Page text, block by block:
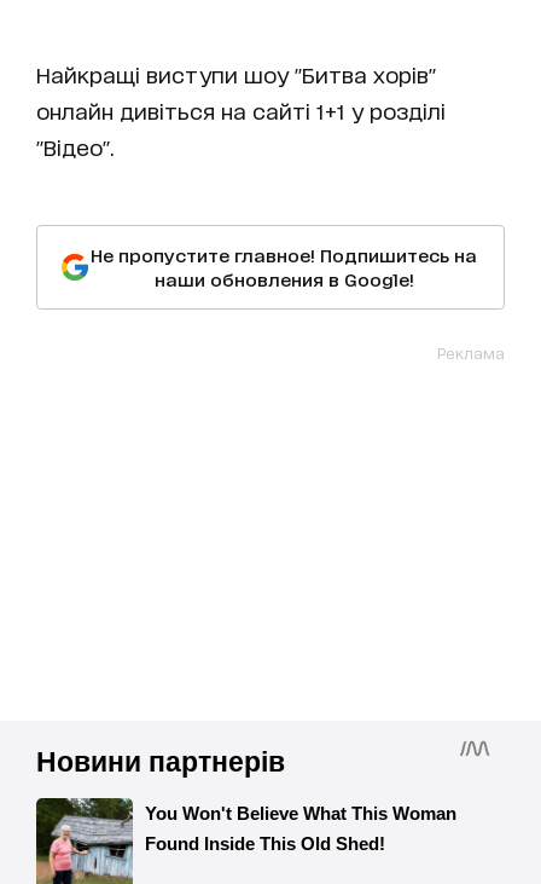
Найкращі виступи шоу "Битва хорів"
онлайн дивіться на сайті 1+1 у розділі
"Відео".
Не пропустите главное! Подпишитесь на
наши обновления в Google!
Реклама